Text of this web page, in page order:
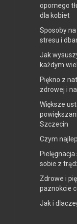
opornego
dla kobiet
Sposoby
stresu i
Jak
każdym
Piękno z
zdrowej i
Większe
Szczecin
Czym
sobie z
Zdrowe i
paznokcie
Jak i